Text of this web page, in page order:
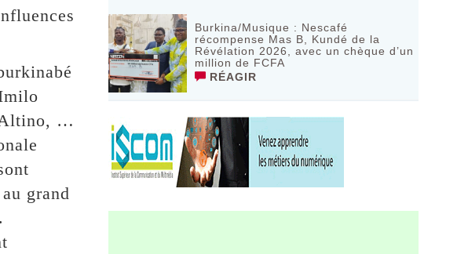
Altino, …
grand
Burkina/Musique : Nescafé
récompense Mas B, Kundé de la
Révélation 2026, avec un chèque d’un
million de FCFA
RÉAGIR